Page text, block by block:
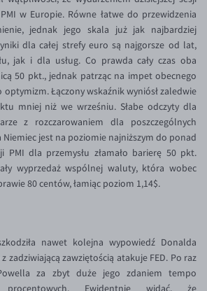
w Europie. Równe łatwe do przewidzenia
jednak jego skala już jak najbardziej
dla całej strefy euro są najgorsze od lat,
jak i dla usług. Co prawda cały czas oba
50 pkt., jednak patrząc na impet obecnego
Łączony wskaźnik wyniósł zaledwie
mniej niż we wrześniu. Słabe odczyty dla
z rozczarowaniem dla poszczególnych
jest na poziomie najniższym do ponad
PMI dla przemysłu złamało barierę 50 pkt.
wyprzedaż wspólnej waluty, która wobec
80 centów, łamiąc poziom 1,14$.
nawet kolejna wypowiedź Donalda
zadziwiającą zawziętością atakuje FED. Po raz
za zbyt duże jego zdaniem tempo
Ewidentnie widać, że